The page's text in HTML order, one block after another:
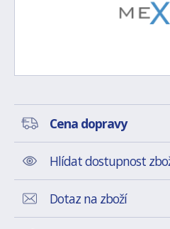
Cena dopravy
Hlídat dostupnost
Dotaz na zboží